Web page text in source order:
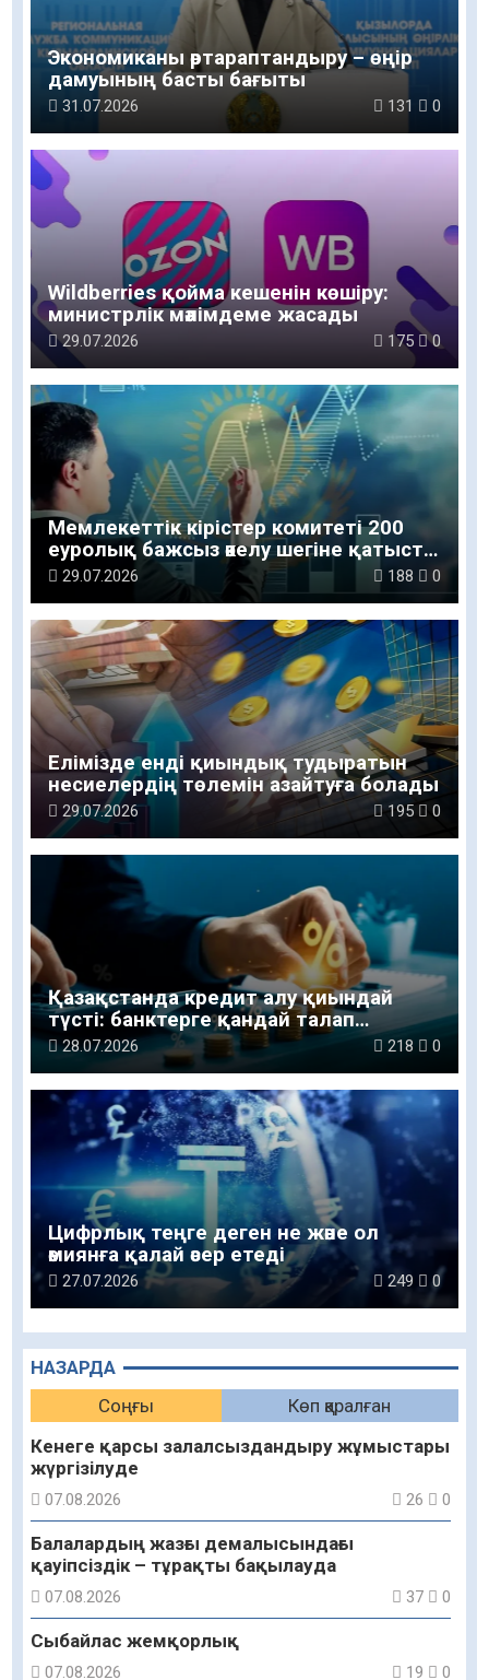
НАЗАРДА
Соңғы
Көп қаралған
Кенеге қарсы залалсыздандыру жұмыстары
жүргізілуде
07.08.2026 26 0
Балалардың жазғы демалысындағы
қауіпсіздік – тұрақты бақылауда
07.08.2026 37 0
Сыбайлас жемқорлық
07.08.2026 19 0
Экономиканы әртараптандыру – өңір
дамуының басты бағыты
31.07.2026 131 0
Wildberries қойма кешенін көшіру:
министрлік мәлімдеме жасады
29.07.2026 175 0
Мемлекеттік кірістер комитеті 200
еуролық бажсыз әкелу шегіне қатысты
түсінік берді
29.07.2026 188 0
Елімізде енді қиындық тудыратын
несиелердің төлемін азайтуға болады
29.07.2026 195 0
Қазақстанда кредит алу қиындай
түсті: банктерге қандай талап
қойылады
28.07.2026 218 0
Цифрлық теңге деген не және ол
әмиянға қалай әсер етеді
27.07.2026 249 0